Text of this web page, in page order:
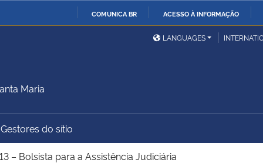
COMUNICA BR ACESSO À INFORMAÇÃO
Ministério da Defesa
Ministério das Relações
Exteriores
Ministério do
Desenvolvimento Regional
União
LANGUAGES
Maria
Gestores do sítio
– Bolsista para a Assistência Judiciária